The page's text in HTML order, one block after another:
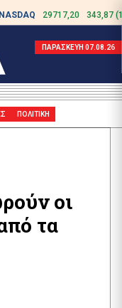
NASDAQ 29717,20 343,87
ΠΑΡΑΣΚΕΥΗ 07.08.26
ΠΟΛΙΤΙΚΗ
οι
τα